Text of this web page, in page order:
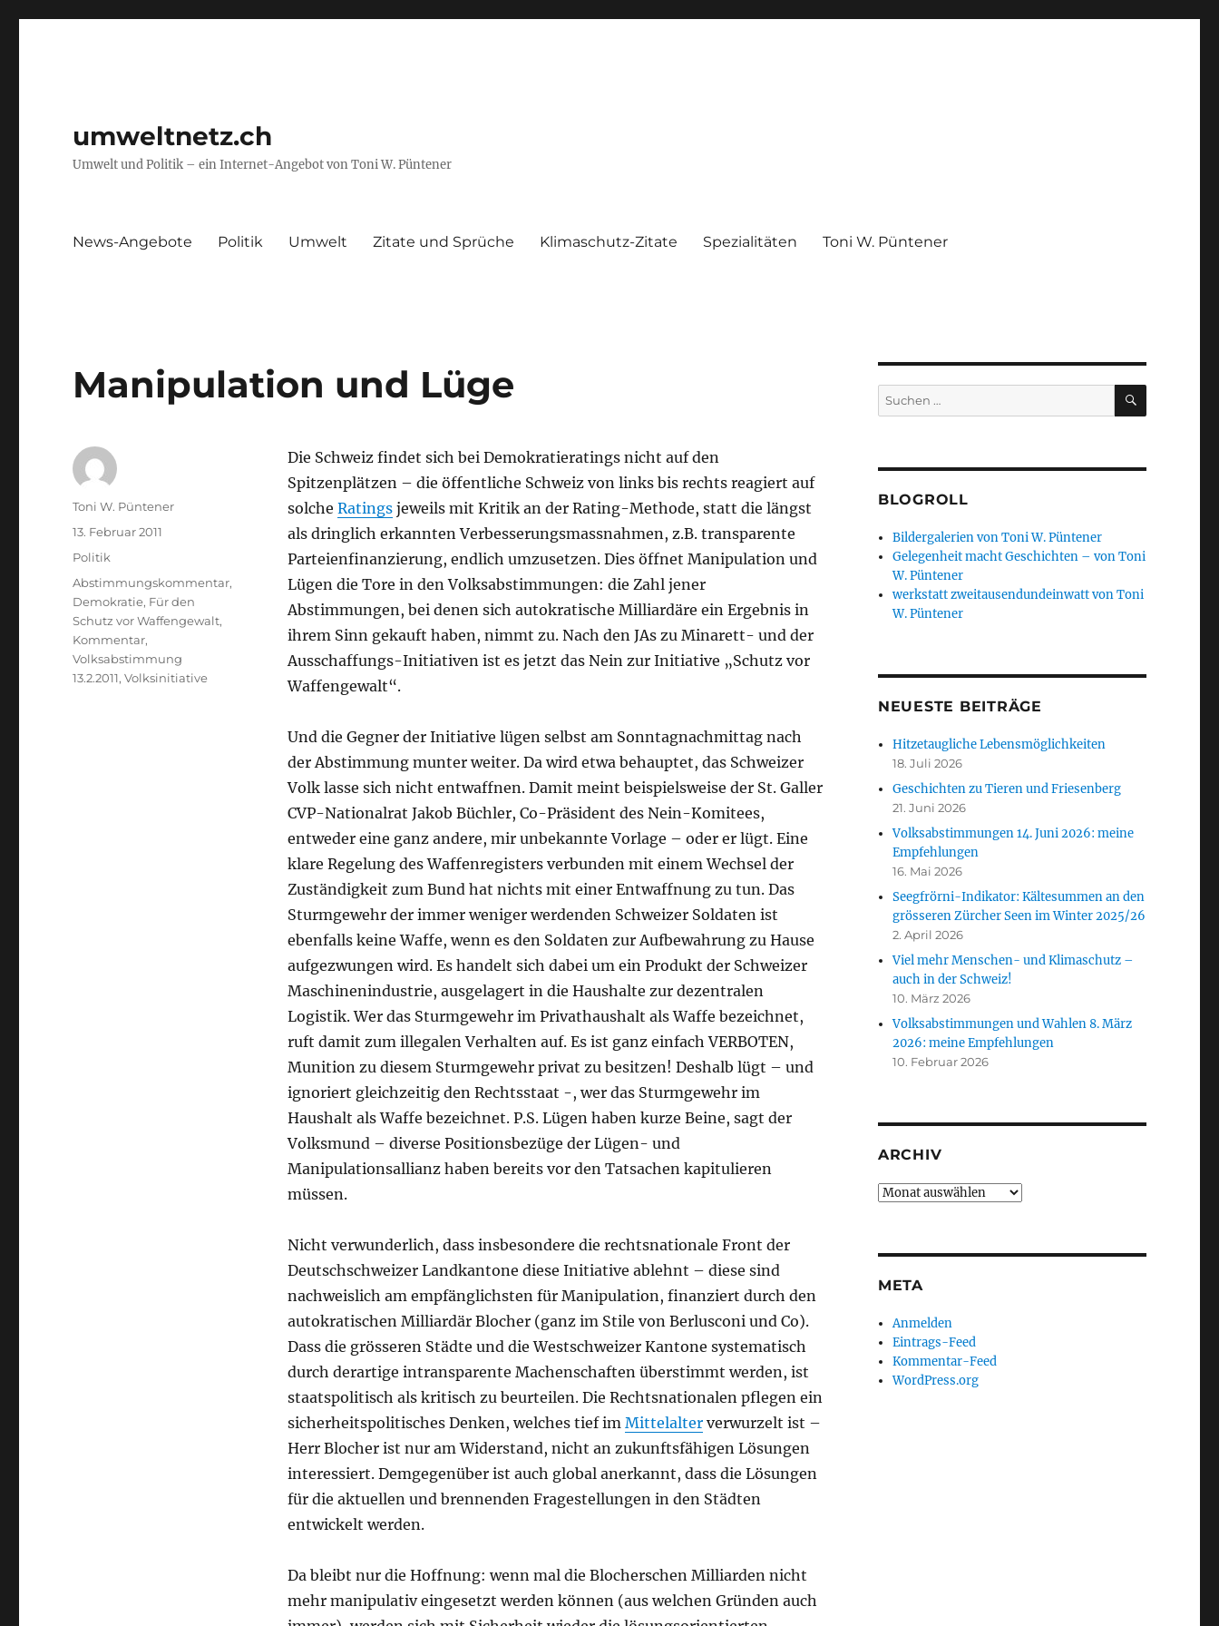
umweltnetz.ch
Umwelt und Politik – ein Internet-Angebot von Toni W. Püntener
News-Angebote Politik Umwelt Zitate und Sprüche Klimaschutz-Zitate Spezialitäten Toni W. Püntener
Manipulation und Lüge
Die Schweiz findet sich bei Demokratieratings nicht auf den
Spitzenplätzen – die öffentliche Schweiz von links bis rechts reagiert auf
solche Ratingsjeweils mit Kritik an der Rating-Methode, statt die längst
als dringlich erkannten Verbesserungsmassnahmen, z.B. transparente
Parteienfinanzierung, endlich umzusetzen. Dies öffnet Manipulation und
Lügen die Tore in den Volksabstimmungen: die Zahl jener
Abstimmungen, bei denen sich autokratische Milliardäre ein Ergebnis in
ihrem Sinn gekauft haben, nimmt zu. Nach den JAs zu Minarett- und der
Ausschaffungs-Initiativen ist es jetzt das Nein zur Initiative „Schutz vor
Waffengewalt“.
Und die Gegner der Initiative lügen selbst am Sonntagnachmittag nach
der Abstimmung munter weiter. Da wird etwa behauptet, das Schweizer
Volk lasse sich nicht entwaffnen. Damit meint beispielsweise der St. Galler
CVP-Nationalrat Jakob Büchler, Co-Präsident des Nein-Komitees,
entweder eine ganz andere, mir unbekannte Vorlage – oder er lügt. Eine
klare Regelung des Waffenregisters verbunden mit einem Wechsel der
Zuständigkeit zum Bund hat nichts mit einer Entwaffnung zu tun. Das
Sturmgewehr der immer weniger werdenden Schweizer Soldaten ist
ebenfalls keine Waffe, wenn es den Soldaten zur Aufbewahrung zu Hause
aufgezwungen wird. Es handelt sich dabei um ein Produkt der Schweizer
Maschinenindustrie, ausgelagert in die Haushalte zur dezentralen
Logistik. Wer das Sturmgewehr im Privathaushalt als Waffe bezeichnet,
ruft damit zum illegalen Verhalten auf. Es ist ganz einfach VERBOTEN,
Munition zu diesem Sturmgewehr privat zu besitzen! Deshalb lügt – und
ignoriert gleichzeitig den Rechtsstaat -, wer das Sturmgewehr im
Haushalt als Waffe bezeichnet. P.S. Lügen haben kurze Beine, sagt der
Volksmund – diverse Positionsbezüge der Lügen- und
Manipulationsallianz haben bereits vor den Tatsachen kapitulieren
müssen.
Nicht verwunderlich, dass insbesondere die rechtsnationale Front der
Deutschschweizer Landkantone diese Initiative ablehnt – diese sind
nachweislich am empfänglichsten für Manipulation, finanziert durch den
autokratischen Milliardär Blocher (ganz im Stile von Berlusconi und Co).
Dass die grösseren Städte und die Westschweizer Kantone systematisch
durch derartige intransparente Machenschaften überstimmt werden, ist
staatspolitisch als kritisch zu beurteilen. Die Rechtsnationalen pflegen ein
sicherheitspolitisches Denken, welches tief im Mittelalterverwurzelt ist –
Herr Blocher ist nur am Widerstand, nicht an zukunftsfähigen Lösungen
interessiert. Demgegenüber ist auch global anerkannt, dass die Lösungen
für die aktuellen und brennenden Fragestellungen in den Städten
entwickelt werden.
Da bleibt nur die Hoffnung: wenn mal die Blocherschen Milliarden nicht
mehr manipulativ eingesetzt werden können (aus welchen Gründen auch
Autor
Toni W. Püntener
Veröffentlicht
am
13. Februar 2011
Kategorien
Politik
Schlagwörter
Abstimmungskommentar,
Demokratie, Für den
Schutz vor Waffengewalt,
Kommentar,
Volksabstimmung
13.2.2011,Volksinitiative
Suchen
nach:
SUCHEN
BLOGROLL
Bildergalerien von Toni W. Püntener
Gelegenheit macht Geschichten – von Toni
W. Püntener
werkstatt zweitausendundeinwatt von Toni
W. Püntener
NEUESTE BEITRÄGE
Hitzetaugliche Lebensmöglichkeiten
18. Juli 2026
Geschichten zu Tieren und Friesenberg
21. Juni 2026
Volksabstimmungen 14. Juni 2026: meine
Empfehlungen
16. Mai 2026
Seegfrörni-Indikator: Kältesummen an den
grösseren Zürcher Seen im Winter 2025/26
2. April 2026
Viel mehr Menschen- und Klimaschutz –
auch in der Schweiz!
10. März 2026
Volksabstimmungen und Wahlen 8. März
2026: meine Empfehlungen
10. Februar 2026
ARCHIV
Archiv
META
Anmelden
Eintrags-Feed
Kommentar-Feed
WordPress.org